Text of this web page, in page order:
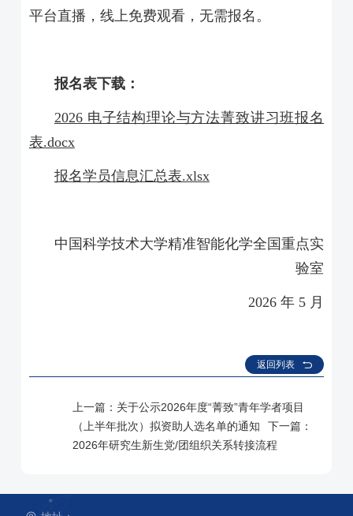
平台直播，线上免费观看，无需报名。
报名表下载：
2026 电子结构理论与方法菁致讲习班报名
表.docx
报名学员信息汇总表.xlsx
中国科学技术大学精准智能化学全国重点实
验室
2026 年 5 月
返回列表
上一篇： 关于公示2026年度“菁致”青年学者项目
（上半年批次）拟资助人选名单的通知
下一篇：
2026年研究生新生党/团组织关系转接流程